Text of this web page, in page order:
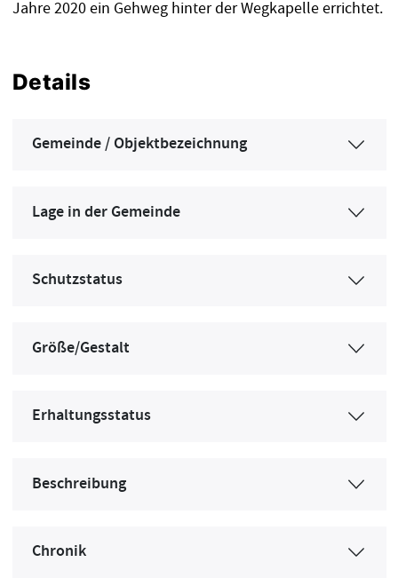
Jahre 2020 ein Gehweg hinter der Wegkapelle errichtet.
Details
Gemeinde / Objektbezeichnung
Lage in der Gemeinde
Schutzstatus
Größe/Gestalt
Erhaltungsstatus
Beschreibung
Chronik